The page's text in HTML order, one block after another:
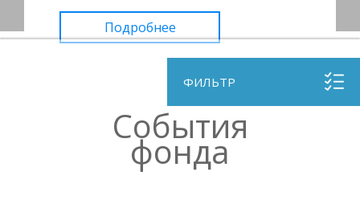
Подробнее
ФИЛЬТР
События
фонда